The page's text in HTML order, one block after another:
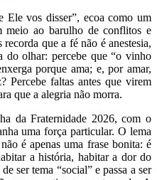
Ele vos disser”, ecoa como um
meio ao barulho de conflitos e
que a fé não é anestesia,
do olhar: percebe que “o vinho
porque ama; e, por amar,
Percebe faltas antes que virem
que a alegria não morra.
da Fraternidade 2026, com o
uma força particular. O lema
é apenas uma frase bonita: é
a história, habitar a dor do
ser tema “social” e passa a ser